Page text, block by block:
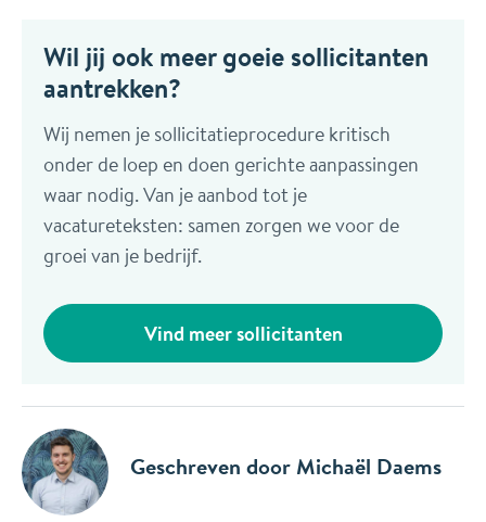
Wil jij ook meer goeie sollicitanten
aantrekken?
Wij nemen je sollicitatieprocedure kritisch
onder de loep en doen gerichte aanpassingen
waar nodig. Van je aanbod tot je
vacatureteksten: samen zorgen we voor de
groei van je bedrijf.
Vind meer sollicitanten
Geschreven door Michaël Daems